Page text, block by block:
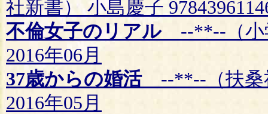
社新書） 小島慶子
不倫女子のリアル--**--（小学
2016年06月
37歳からの婚活--**--（扶桑社
2016年05月